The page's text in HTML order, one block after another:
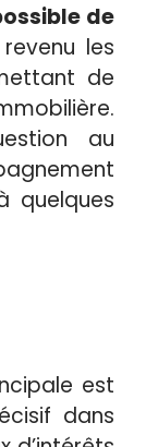
de
les
de
au
quelques
est
dans